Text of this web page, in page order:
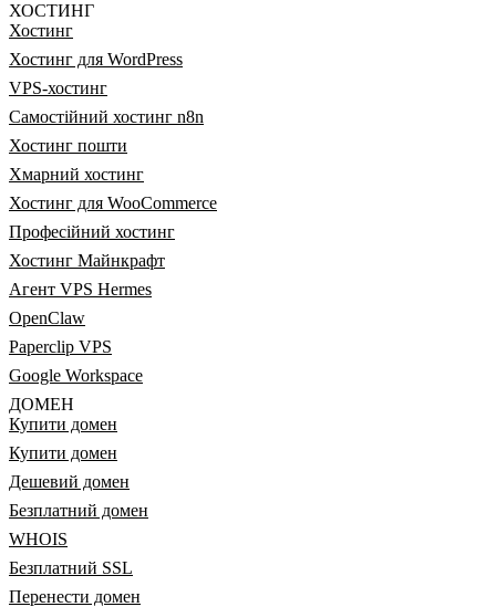
ХОСТИНГ
Хостинг
Хостинг для WordPress
VPS-хостинг
Самостійний хостинг n8n
Хостинг пошти
Хмарний хостинг
Хостинг для WooCommerce
Професійний хостинг
Хостинг Майнкрафт
Агент VPS Hermes
OpenClaw
Paperclip VPS
Google Workspace
ДОМЕН
Купити домен
Купити домен
Дешевий домен
Безплатний домен
WHOIS
Безплатний SSL
Перенести домен